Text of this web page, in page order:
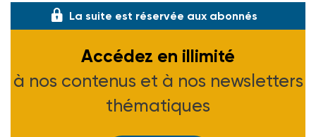
La suite est réservée aux abonnés
Accédez en illimité
à nos contenus et à nos newsletters
thématiques